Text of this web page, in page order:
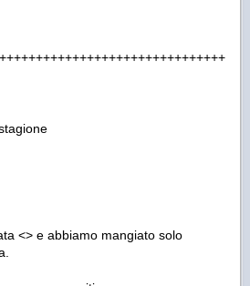
<> e abbiamo mangiato solo